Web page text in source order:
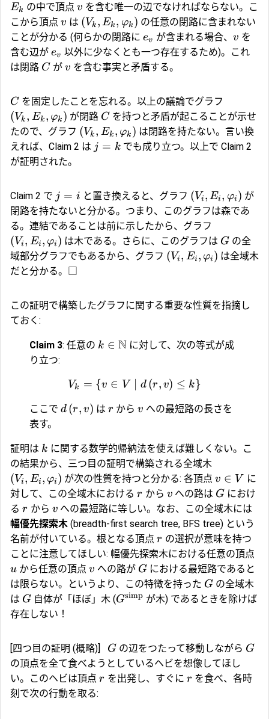
Ek の中で頂点v を含む唯一の辺でなければならない。こ
こから頂点 v は (Vk , Ek , φk ) の任意の閉路に含まれない
ことが分かる (何らかの閉路に ev が含まれる場合、 v を
含む辺が ev 以外に少なくとも一つ存在するため)。これ
は閉路 C がv を含む事実と矛盾する。
C を固定したことを忘れる。以上の議論でグラフ
(Vk , Ek , φk ) が閉路 C を持つと矛盾が起こることが示せ
たので、グラフ (Vk , Ek , φk ) は閉路を持たない。言い換
えれば、Claim 2 は j = k でも成り立つ。以上で Claim 2
が証明された。
Claim 2 で j = i と置き換えると、グラフ (Vi , Ei , φi ) が
閉路を持たないと分かる。つまり、このグラフは森であ
る。連結であることは前に示したから、グラフ
(Vi , Ei , φi ) は木である。さらに、このグラフは Gの全
域部分グラフでもあるから、グラフ (Vi , Ei , φi ) は全域木
だと分かる。□
この証明で構築したグラフに関する重要な性質を指摘し
ておく:
Claim 3: 任意の k ∈ N に対して、次の等式が成
り立つ:
Vk = {v ∈ V ∣ d (r, v) ≤ k}
ここで d (r, v) は r からv への最短路の長さを
表す。
証明は k に関する数学的帰納法を使えば難しくない。こ
の結果から、三つ目の証明で構築される全域木
(Vi , Ei , φi ) が次の性質を持つと分かる: 各頂点 v ∈ V に
対して、この全域木における r から v への路は G におけ
る r から v への最短路に等しい。なお、この全域木には
幅優先探索木 (breadth-first search tree, BFS tree) という
名前が付いている。根となる頂点 r の選択が意味を持つ
ことに注意してほしい: 幅優先探索木における任意の頂点
u から任意の頂点 v への路が Gにおける最短路であると
は限らない。というより、この特徴を持った G の全域木
は G 自体が「ほぼ」木 (Gsimp が木) であるときを除けば
存在しない！
[四つ目の証明 (概略)] G の辺をつたって移動しながら G
の頂点を全て食べようとしているヘビを想像してほし
い。このヘビは頂点 r を出発し、すぐに r を食べ、各時
刻で次の行動を取る: